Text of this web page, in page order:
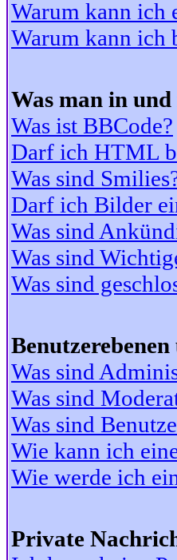
Warum kann ich
Warum kann ich
Was man in
Was ist BBCode?
Darf ich HTML
Was sind
Darf ich Bilder
Was sind
Was sind
Was sind
Was sind
Was sind
Was sind
Wie kann ich
Wie werde ich
Private